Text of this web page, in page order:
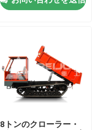
8トンのクローラー・